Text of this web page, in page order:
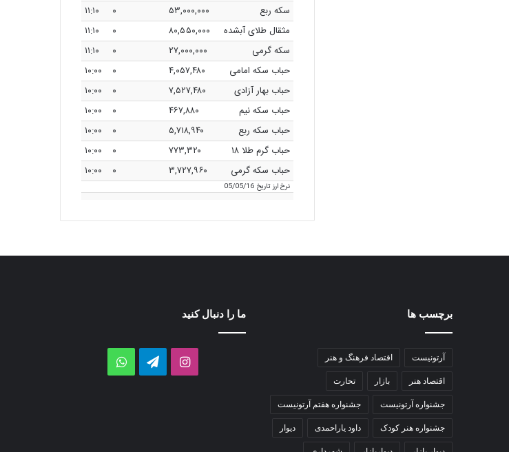
سکه ربع
۵۳,۰۰۰,۰۰۰ ۰
۱۱:۱۰
مثقال طلای آبشده
۸۰,۵۵۰,۰۰۰ ۰
۱۱:۱۰
سکه گرمی
۲۷,۰۰۰,۰۰۰ ۰
۱۱:۱۰
حباب سکه امامی
۴,۰۵۷,۴۸۰ ۰
۱۰:۰۰
حباب بهار آزادی
۷,۵۲۷,۴۸۰ ۰
۱۰:۰۰
حباب سکه نیم
۴۶۷,۸۸۰ ۰
۱۰:۰۰
حباب سکه ربع
۵,۷۱۸,۹۴۰ ۰
۱۰:۰۰
حباب گرم طلا ۱۸
۷۷۳,۳۲۰ ۰
۱۰:۰۰
حباب سکه گرمی
۳,۷۲۷,۹۶۰ ۰ ۱۰:۰۰
نرخ ارزتاریخ 05/05/16
برچسب ها
آرتونیست اقتصاد فرهنگ و هنر
اقتصاد هنر بازار تحارت
جشنواره آرتونیست جشنواره هفتم آرتونیست
جشنواره هنر کودک داود یاراحمدی دیوار
ما را دنبال کنید
اینستاگرامتلگرامواتس